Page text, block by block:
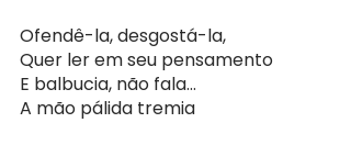
Ofendê-la, desgostá-la,
Quer ler em seu pensamento
E balbucia, não fala…
A mão pálida tremia